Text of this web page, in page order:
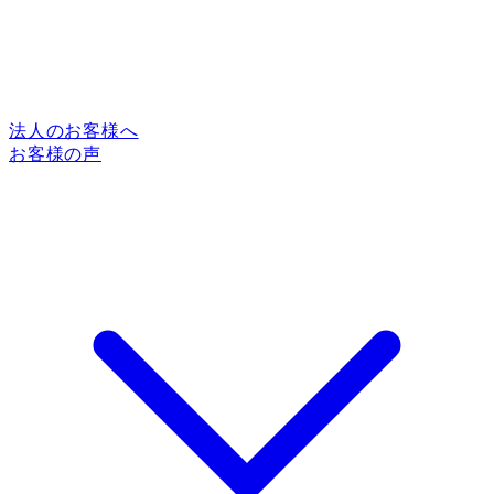
法人のお客様へ
お客様の声